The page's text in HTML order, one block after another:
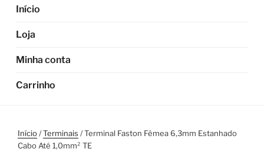
Início
Loja
Minha conta
Carrinho
Início/Terminais / Terminal Faston Fêmea 6,3mm Estanhado
Cabo Até 1,0mm² TE